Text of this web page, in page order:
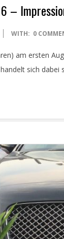
–
WITH: 0
am ersten
sich dabei